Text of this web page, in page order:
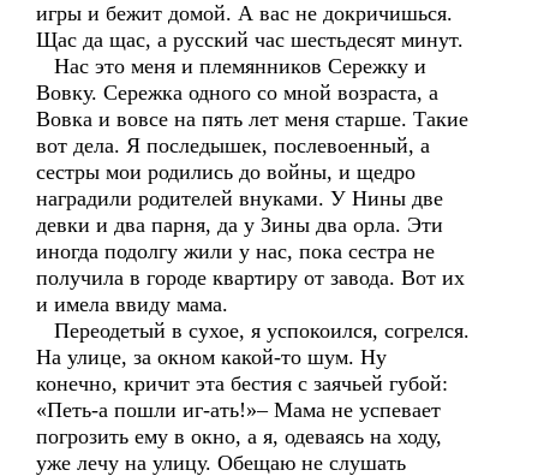
игры и бежит домой. А вас не докричишься.
Щас да щас, а русский час шестьдесят минут.
Нас это меня и племянников Сережку и
Вовку. Сережка одного со мной возраста, а
Вовка и вовсе на пять лет меня старше. Такие
вот дела. Я последышек, послевоенный, а
сестры мои родились до войны, и щедро
наградили родителей внуками. У Нины две
девки и два парня, да у Зины два орла. Эти
иногда подолгу жили у нас, пока сестра не
получила в городе квартиру от завода. Вот их
и имела ввиду мама.
Переодетый в сухое, я успокоился, согрелся.
На улице, за окном какой-то шум. Ну
конечно, кричит эта бестия с заячьей губой:
«Петь-а пошли иг-ать!»– Мама не успевает
погрозить ему в окно, а я, одеваясь на ходу,
уже лечу на улицу. Обещаю не слушать